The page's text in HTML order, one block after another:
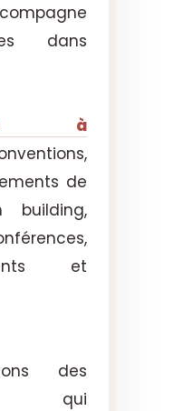
dans
à
de
building,
et
des
qui